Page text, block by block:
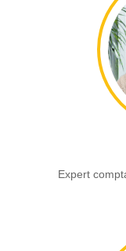
Expert